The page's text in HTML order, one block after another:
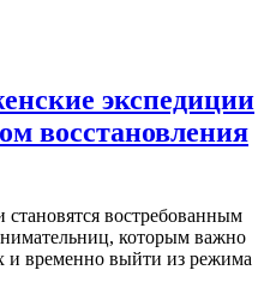
экспедиции
восстановления
востребованным
которым важно
и временно выйти из режима